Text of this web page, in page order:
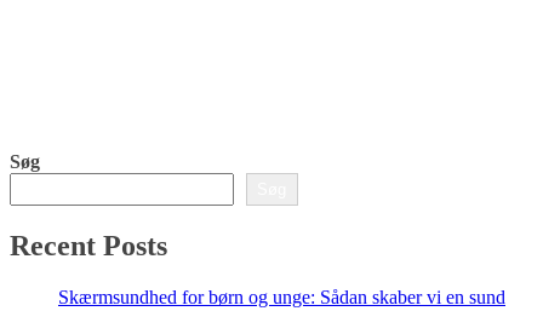
Søg
Recent Posts
Skærmsundhed for børn og unge: Sådan skaber vi en sund